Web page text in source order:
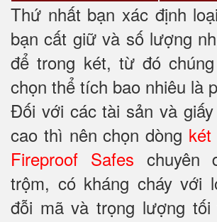
Thứ nhất bạn xác định
bạn cất giữ và số lượng
để trong két, từ đó
chọn thể tích bao nhiêu là
Đối với các tài sản và
cao thì nên chọn dòng
Fireproof Safes chuyên
trộm, có kháng cháy với
đỗi mã và trọng lượng tối